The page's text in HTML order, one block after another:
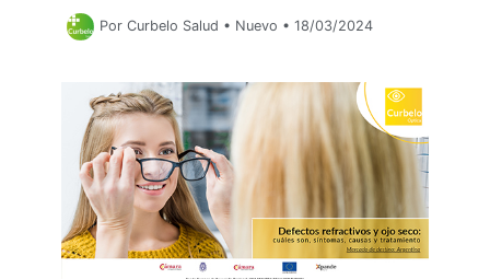
PorCurbelo Salud • Nuevo •18/03/2024